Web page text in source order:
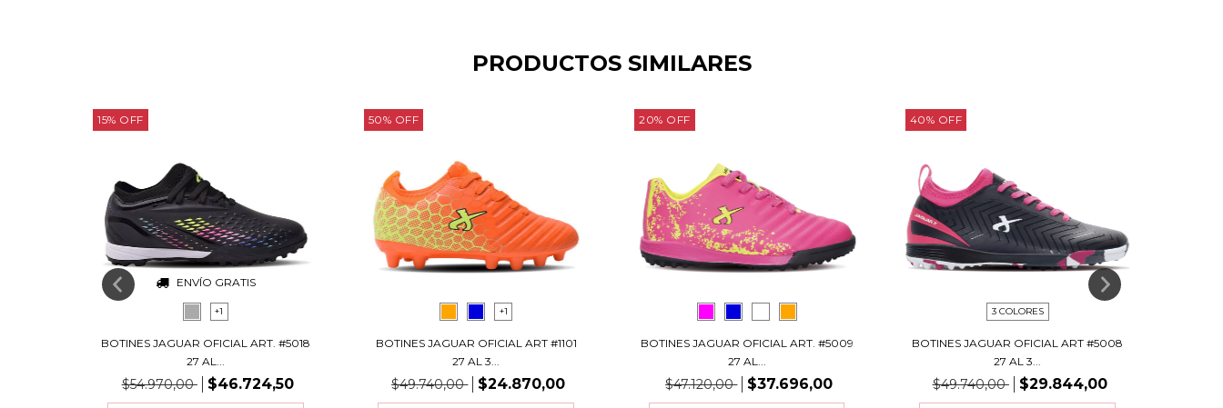
PRODUCTOS SIMILARES
15% OFF
ENVÍO GRATIS
+1
BOTINES JAGUAR OFICIAL ART. #5018
27 AL...
$54.970,00 $46.724,50
50% OFF
+1
BOTINES JAGUAR OFICIAL ART #1101
27 AL 3...
$49.740,00 $24.870,00
20% OFF
BOTINES JAGUAR OFICIAL ART. #5009
27 AL...
$47.120,00 $37.696,00
40% OFF
3 COLORES
BOTINES JAGUAR OFICIAL ART #5008
27 AL 3...
$49.740,00 $29.844,00